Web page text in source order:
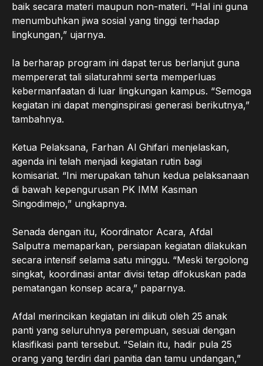
baik secara materi maupun non-materi. “Hal ini guna
menumbuhkan jiwa sosial yang tinggi terhadap
lingkungan,” ujarnya.
Ia berharap program ini dapat terus berlanjut guna
mempererat tali silaturahmi serta memperluas
kebermanfaatan di luar lingkungan kampus. “Semoga
kegiatan ini dapat menginspirasi generasi berikutnya,”
tambahnya.
Ketua Pelaksana, Farhan Al Ghifari menjelaskan,
agenda ini telah menjadi kegiatan rutin bagi
komisariat. “Ini merupakan tahun kedua pelaksanaan
di bawah kepengurusan PK IMM Kasman
Singodimejo,” ungkapnya.
Senada dengan itu, Koordinator Acara, Afdal
Salputra memaparkan, persiapan kegiatan dilakukan
secara intensif selama satu minggu. “Meski tergolong
singkat, koordinasi antar divisi tetap difokuskan pada
pematangan konsep acara,” paparnya.
Afdal merincikan kegiatan ini diikuti oleh 25 anak
panti yang seluruhnya perempuan, sesuai dengan
klasifikasi panti tersebut. “Selain itu, hadir pula 25
orang yang terdiri dari panitia dan tamu undangan,”